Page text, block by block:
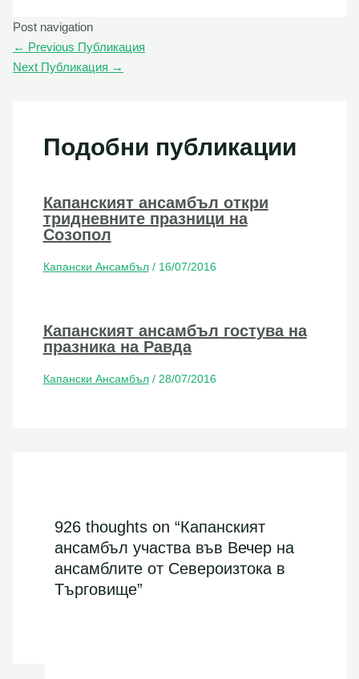
Post navigation
← Previous Публикация
Next Публикация →
Подобни публикации
Капанският ансамбъл откри
тридневните празници на
Созопол
Капански Ансамбъл/ 16/07/2016
Капанският ансамбъл гостува на
празника на Равда
Капански Ансамбъл/ 28/07/2016
926 thoughts on “Капанският
ансамбъл участва във Вечер на
ансамблите от Североизтока в
Търговище”